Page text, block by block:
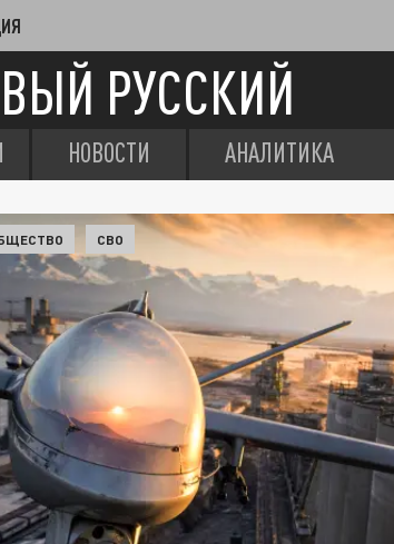
РУССКИЙ
НОВОСТИ АНАЛИТИКА
СВО